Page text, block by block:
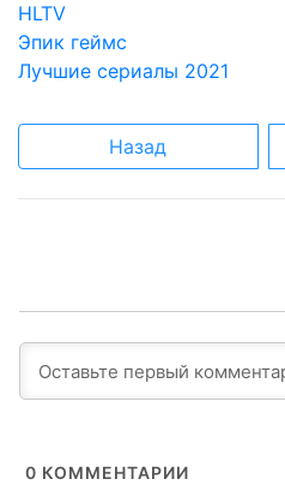
HLTV
Эпик геймс
Лучшие сериалы 2021
Назад
0 КОММЕНТАРИИ